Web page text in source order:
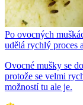
Po ovocných
udělá rychlý proces
Ovocné mušky se
protože se velmi
možností tu ale je.